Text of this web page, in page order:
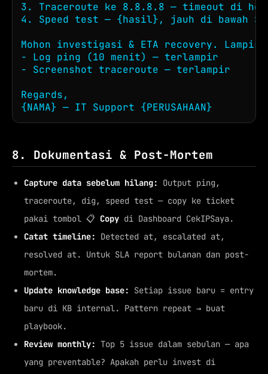
3. Traceroute ke 8.8.8.8 — timeout di
4. Speed test — {hasil}, jauh di bawah
Mohon investigasi & ETA recovery.
- Log ping (10 menit) — terlampir
- Screenshot traceroute — terlampir
Regards,
{NAMA} — IT Support {PERUSAHAAN}
8. Dokumentasi & Post-Mortem
Capture data sebelum hilang:
Output ping,
traceroute, dig, speed test — copy ke ticket
pakai tombol 📋 Copy di Dashboard CekIPSaya.
Catat timeline:
Detected at, escalated at,
resolved at. Untuk SLA report bulanan dan post-
mortem.
Update knowledge base:
Setiap issue baru = entry
baru di KB internal. Pattern repeat → buat
playbook.
Review monthly: Top 5 issue dalam sebulan — apa
yang preventable? Apakah perlu invest di